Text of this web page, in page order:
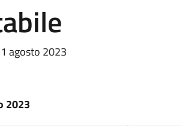
agosto 2023
2023